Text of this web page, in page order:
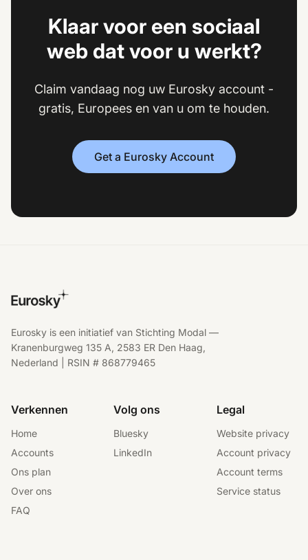
Klaar voor een sociaal
web dat voor u werkt?
Claim vandaag nog uw Eurosky account -
gratis, Europees en van u om te houden.
Get a Eurosky Account
Eurosky is een initiatief van Stichting Modal —
Kranenburgweg 135 A, 2583 ER Den Haag,
Nederland | RSIN # 868779465
Verkennen
Home
Accounts
Ons plan
Over ons
FAQ
Volg ons
Bluesky
LinkedIn
Legal
Website privacy
Account privacy
Account terms
Service status